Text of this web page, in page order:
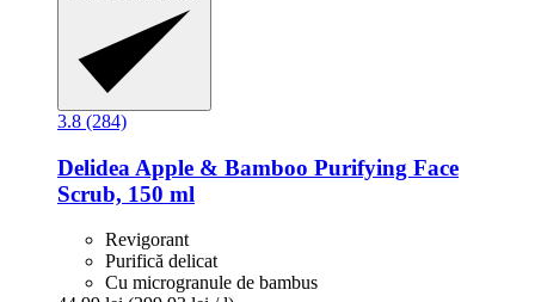
3.8 (284)
Delidea Apple & Bamboo Purifying Face
Scrub, 150 ml
Revigorant
Purifică delicat
Cu microgranule de bambus